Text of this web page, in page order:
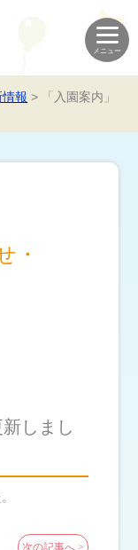
報 >
「入園案内」
・
しまし